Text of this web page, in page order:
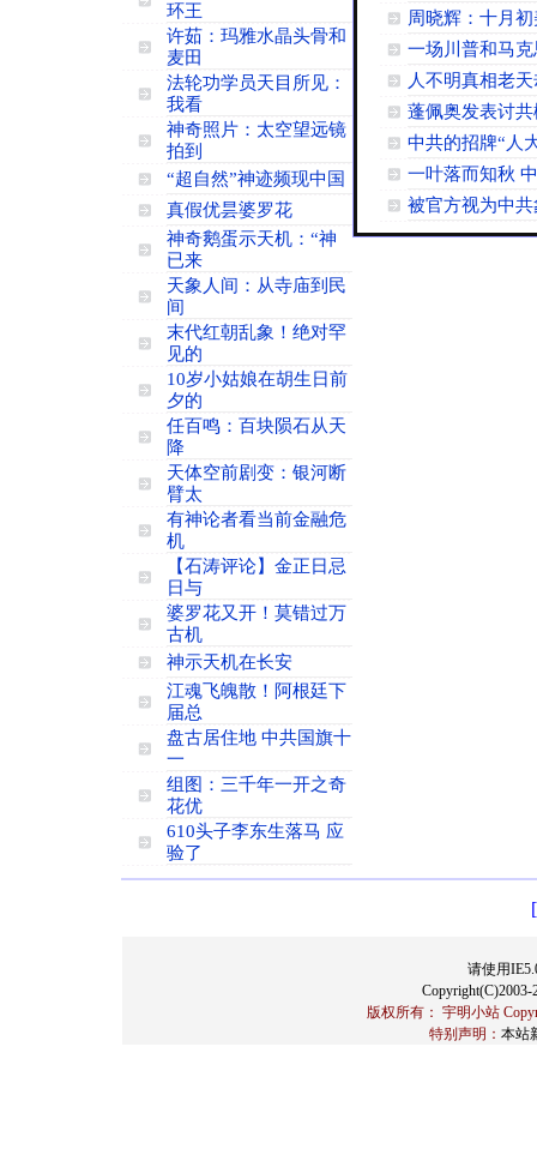
环王
许茹：玛雅水晶头骨和
麦田
法轮功学员天目所见：
我看
神奇照片：太空望远镜
拍到
“超自然”神迹频现中国
真假优昙婆罗花
神奇鹅蛋示天机：“神
已来
天象人间：从寺庙到民
间
末代红朝乱象！绝对罕
见的
10岁小姑娘在胡生日前
夕的
任百鸣：百块陨石从天
降
天体空前剧变：银河断
臂太
有神论者看当前金融危
机
【石涛评论】金正日忌
日与
婆罗花又开！莫错过万
古机
神示天机在长安
江魂飞魄散！阿根廷下
届总
盘古居住地 中共国旗十
一
组图：三千年一开之奇
花优
610头子李东生落马 应
验了
周晓辉：十月
一场川普和马
人不明真相老
蓬佩奥发表讨
中共的招牌“人
一叶落而知秋
被官方视为中
请使用
版权所有： 宇明小站
特别声明： 本站